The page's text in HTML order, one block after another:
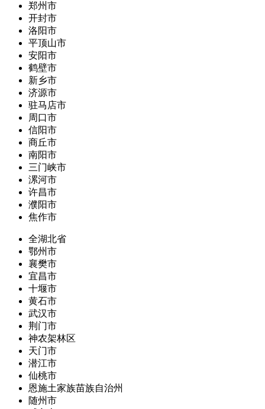
郑州市
开封市
洛阳市
平顶山市
安阳市
鹤壁市
新乡市
济源市
驻马店市
周口市
信阳市
商丘市
南阳市
三门峡市
漯河市
许昌市
濮阳市
焦作市
全湖北省
鄂州市
襄樊市
宜昌市
十堰市
黄石市
武汉市
荆门市
神农架林区
天门市
潜江市
仙桃市
恩施土家族苗族自治州
随州市